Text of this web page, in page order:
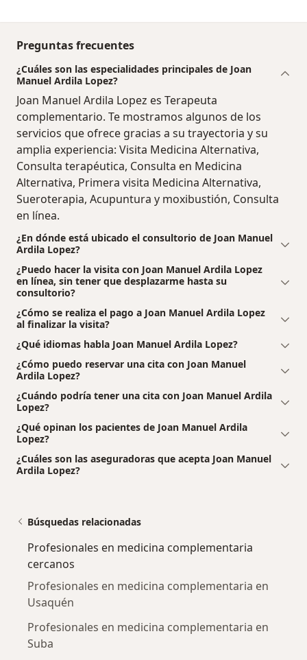
Preguntas frecuentes
¿Cuáles son las especialidades principales de Joan
Manuel Ardila Lopez?
Joan Manuel Ardila Lopez es Terapeuta
complementario. Te mostramos algunos de los
servicios que ofrece gracias a su trayectoria y su
amplia experiencia: Visita Medicina Alternativa,
Consulta terapéutica, Consulta en Medicina
Alternativa, Primera visita Medicina Alternativa,
Sueroterapia, Acupuntura y moxibustión, Consulta
en línea.
¿En dónde está ubicado el consultorio de Joan Manuel
Ardila Lopez?
¿Puedo hacer la visita con Joan Manuel Ardila Lopez
en línea, sin tener que desplazarme hasta su
consultorio?
¿Cómo se realiza el pago a Joan Manuel Ardila Lopez
al finalizar la visita?
¿Qué idiomas habla Joan Manuel Ardila Lopez?
¿Cómo puedo reservar una cita con Joan Manuel
Ardila Lopez?
¿Cuándo podría tener una cita con Joan Manuel Ardila
Lopez?
¿Qué opinan los pacientes de Joan Manuel Ardila
Lopez?
¿Cuáles son las aseguradoras que acepta Joan Manuel
Ardila Lopez?
Búsquedas relacionadas
Profesionales en medicina complementaria
cercanos
Profesionales en medicina complementaria en
Usaquén
Profesionales en medicina complementaria en
Suba